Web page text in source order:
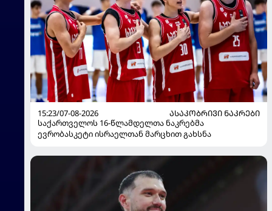
15:23/07-08-2026
ᲐᲡᲐᲙᲝᲑᲠᲘᲕᲘ ᲜᲐᲙᲠᲔᲑᲘ
საქართველოს 16-წლამდელთა ნაკრებმა
ევრობასკეტი ისრაელთან მარცხით გახსნა